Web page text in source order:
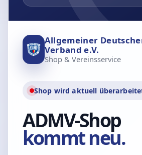
Allgemeiner
Verband e.V.
Shop & Vereinsservice
Shop wird aktuell
ADMV-Shop
kommt neu.